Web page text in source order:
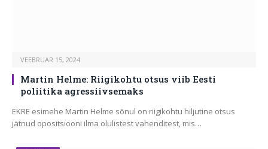
VEEBRUAR 15, 2024
Martin Helme: Riigikohtu otsus viib Eesti
poliitika agressiivsemaks
EKRE esimehe Martin Helme sõnul on riigikohtu hiljutine otsus
jätnud opositsiooni ilma olulistest vahenditest, mis…